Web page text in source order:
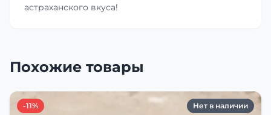
астраханского вкуса!
Похожие товары
-11% Нет в наличии